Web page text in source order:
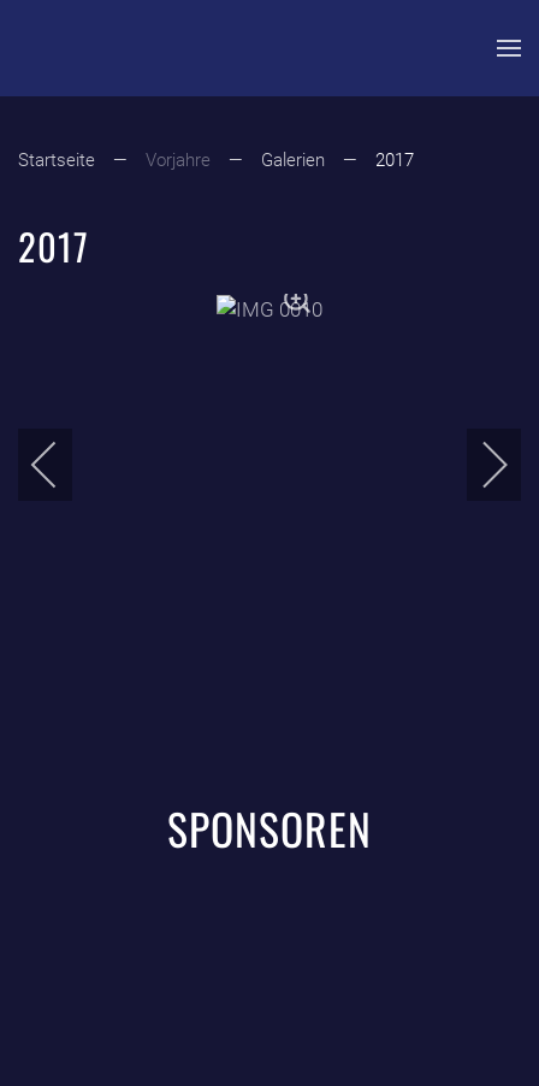
Startseite Vorjahre Galerien 2017
2017
SPONSOREN